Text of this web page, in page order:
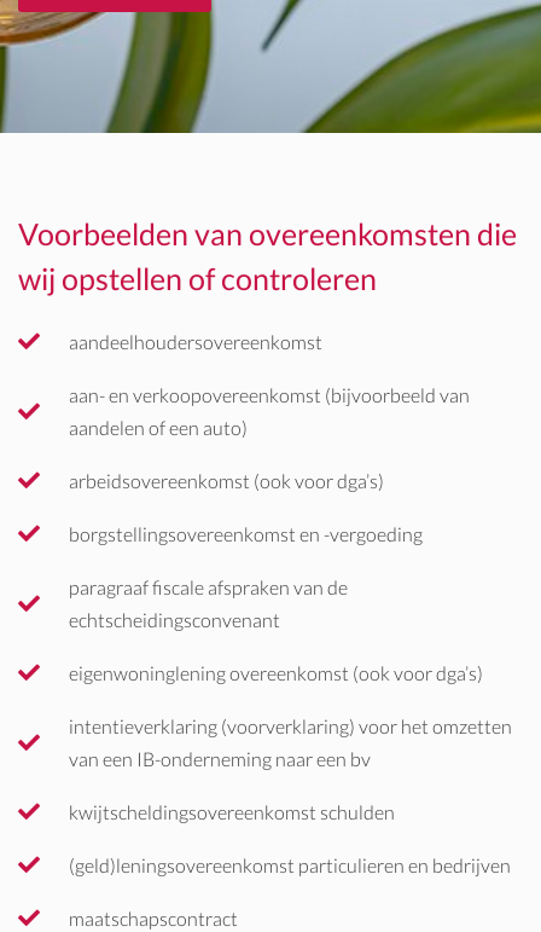
Voorbeelden van overeenkomsten die
wij opstellen of controleren
aandeelhoudersovereenkomst
aan- en verkoopovereenkomst (bijvoorbeeld van
aandelen of een auto)
arbeidsovereenkomst (ook voor dga’s)
borgstellingsovereenkomst en -vergoeding
paragraaf fiscale afspraken van de
echtscheidingsconvenant
eigenwoninglening overeenkomst (ook voor dga’s)
intentieverklaring (voorverklaring) voor het omzetten
van een IB-onderneming naar een bv
kwijtscheldingsovereenkomst schulden
(geld)leningsovereenkomst particulieren en bedrijven
maatschapscontract